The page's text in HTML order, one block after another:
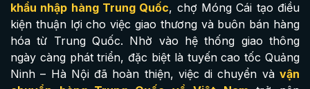
khẩu nhập hàng Trung Quốc, chợ Móng Cái tạo điều
kiện thuận lợi cho việc giao thương và buôn bán hàng
hóa từ Trung Quốc. Nhờ vào hệ thống giao thông
ngày càng phát triển, đặc biệt là tuyến cao tốc Quảng
Ninh – Hà Nội đã hoàn thiện, việc di chuyển và vận